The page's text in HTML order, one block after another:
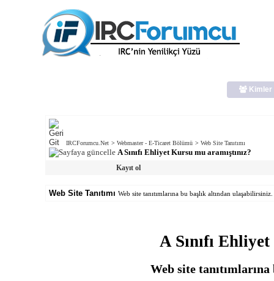
Kimler
IRCForumcu.Net > Webmaster - E-Ticaret Bölümü > Web Site Tanıtımı
A Sınıfı Ehliyet Kursu mu aramıştınız?
Kayıt ol
Web Site Tanıtımı Web site tanıtımlarına bu başlık altından ulaşabilirsiniz.
A Sınıfı
Web site